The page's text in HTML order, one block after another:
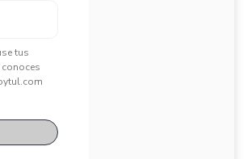
tus